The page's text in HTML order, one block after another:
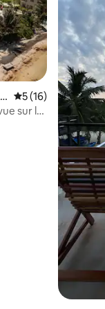
Évaluation
5 (16)
sur le